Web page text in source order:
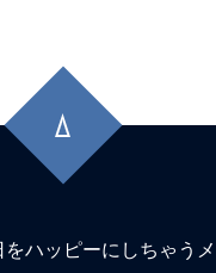
頭
に
ハッピーにしちゃう